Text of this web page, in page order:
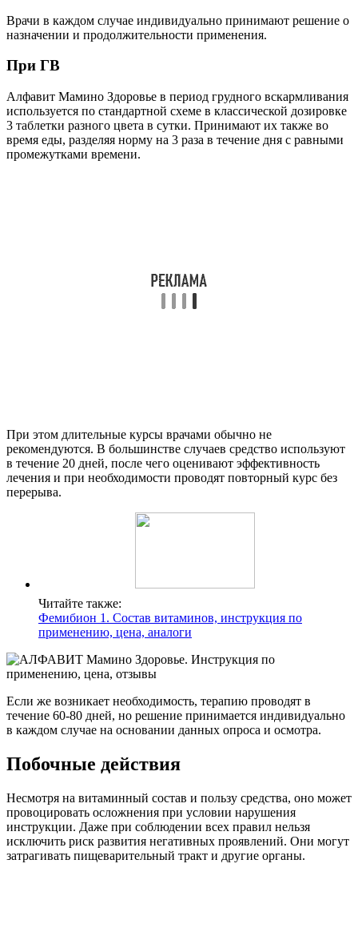
Врачи в каждом случае индивидуально принимают решение о
назначении и продолжительности применения.
При ГВ
Алфавит Мамино Здоровье в период грудного вскармливания
используется по стандартной схеме в классической дозировке
3 таблетки разного цвета в сутки. Принимают их также во
время еды, разделяя норму на 3 раза в течение дня с равными
промежутками времени.
При этом длительные курсы врачами обычно не
рекомендуются. В большинстве случаев средство используют
в течение 20 дней, после чего оценивают эффективность
лечения и при необходимости проводят повторный курс без
перерыва.
Читайте также:
Фемибион 1. Состав витаминов, инструкция по
применению, цена, аналоги
Если же возникает необходимость, терапию проводят в
течение 60-80 дней, но решение принимается индивидуально
в каждом случае на основании данных опроса и осмотра.
Побочные действия
Несмотря на витаминный состав и пользу средства, оно может
провоцировать осложнения при условии нарушения
инструкции. Даже при соблюдении всех правил нельзя
исключить риск развития негативных проявлений. Они могут
затрагивать пищеварительный тракт и другие органы.